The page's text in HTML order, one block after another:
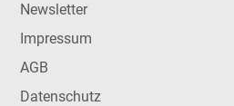
Newsletter
Impressum
AGB
Datenschutz